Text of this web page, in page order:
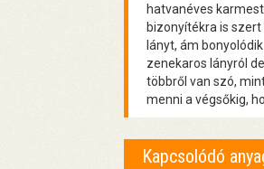
hatvanéves
bizonyítékra is
lányt, ám
zenekaros lányról
többről van szó,
menni a végsőkig,
Kapcsolódó